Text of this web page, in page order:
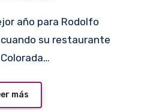
su restaurante
más